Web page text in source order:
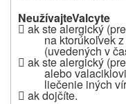
NeužívajteValcyte
 ak ste alergický
na ktorúkoľvek
(uvedených v
 ak ste alergický
alebo
liečenie iných
 ak dojčíte.